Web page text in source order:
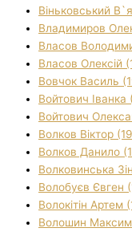
Віньковський
Владимиров
Власов
Власов Олексій
Вовчок Василь
Войтович Іванка
Войтович
Волков Віктор
Волков Данило
Волковинська
Волобуєв Євген
Волокітін Артем
Волошин